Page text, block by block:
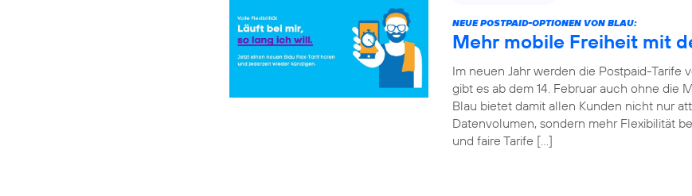
NEUE POSTPAID-OPTIONEN VON BLAU:
Mehr mobile Freiheit mit
Im neuen Jahr werden die Postpaid-Tarife
gibt es ab dem 14. Februar auch ohne die
Blau bietet damit allen Kunden nicht nur
Datenvolumen, sondern mehr Flexibilität
und faire Tarife […]